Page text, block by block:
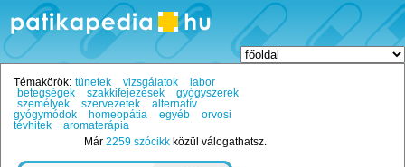
Témakörök: tünetek vizsgálatok
labor
betegségek
szakkifejezések
gyógyszerek
személyek
szervezetek
alternatív
gyógymódok
homeopátia egyéb
orvosi
tévhitek
aromaterápia
Már2259 szócikk közül válogathatsz.